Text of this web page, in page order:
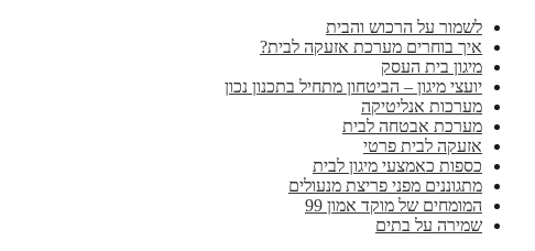
לשמור על הרכוש והבית
איך בוחרים מערכת אזעקה לבית?
מיגון בית העסק
יועצי מיגון – הביטחון מתחיל בתכנון נכון
מערכות אנליטיקה
מערכת אבטחה לבית
אזעקה לבית פרטי
כספות כאמצעי מיגון לבית
מתגוננים מפני פריצת מנעולים
המומחים של מוקד אמון 99
שמירה על בתים